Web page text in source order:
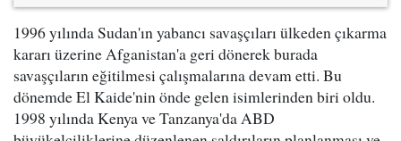
1996 yılında Sudan'ın yabancı savaşçıları ülkeden çıkarma
kararı üzerine Afganistan'a geri dönerek burada
savaşçıların eğitilmesi çalışmalarına devam etti. Bu
dönemde El Kaide'nin önde gelen isimlerinden biri oldu.
1998 yılında Kenya ve Tanzanya'da ABD